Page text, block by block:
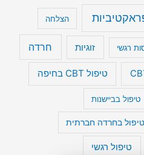
הצלחה
רגשי זוגיות חרדה
טיפול CBT בחיפה
טיפול בביישנות
טיפול בחרדה חברתית
טיפול רגשי